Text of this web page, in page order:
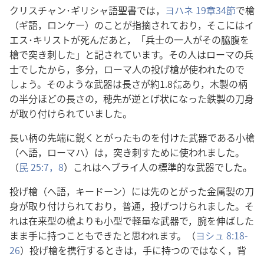
クリスチャン･ギリシャ語聖書では， ヨハネ 19章34節で槍
（ギ語，ロンケー）のことが指摘されており，そこにはイ
エス･キリストが死んだあと，「兵士の一人がその脇腹を
槍で突き刺した」と記されています。その人はローマの兵
士でしたから，多分，ローマ人の投げ槍が使われたので
しょう。そのような武器は長さが約1.8㍍あり，木製の柄
の半分ほどの長さの，穂先が逆とげ状になった鉄製の刀身
が取り付けられていました。
長い柄の先端に鋭くとがったものを付けた武器である小槍
（ヘ語，ローマハ）は，突き刺すために使われました。
（民 25:7，8）これはヘブライ人の標準的な武器でした。
投げ槍（ヘ語，キードーン）には先のとがった金属製の刀
身が取り付けられており，普通，投げつけられました。そ
れは在来型の槍よりも小型で軽量な武器で，腕を伸ばした
まま手に持つこともできたと思われます。（ヨシュ 8:18-
26）投げ槍を携行するときは，手に持つのではなく，背